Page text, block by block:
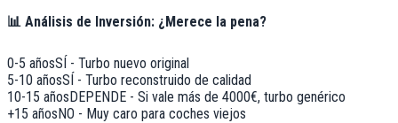
📊 Análisis de Inversión: ¿Merece la pena?
0-5 añosSÍ - Turbo nuevo original
5-10 añosSÍ - Turbo reconstruido de calidad
10-15 añosDEPENDE - Si vale más de 4000€, turbo genérico
+15 añosNO - Muy caro para coches viejos